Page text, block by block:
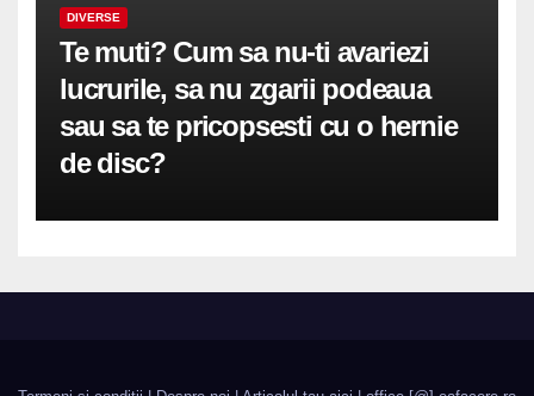
DIVERSE
Te muti? Cum sa nu-ti avariezi
lucrurile, sa nu zgarii podeaua
sau sa te pricopsesti cu o hernie
de disc?